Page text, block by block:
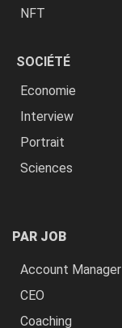
NFT
SOCIÉTÉ
Economie
Interview
Portrait
Sciences
PAR JOB
Account Manager
CEO
Coaching